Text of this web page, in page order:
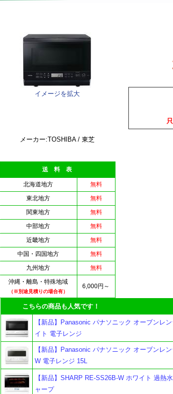
イメージを拡大
メーカー:TOSHIBA / 東芝
送 料 表
北海道地方
無料
東北地方
無料
関東地方
無料
中部地方
無料
近畿地方
無料
中国・四国地方
無料
九州地方
無料
沖縄・離島・特殊地域
（※別途見積りの場合有）
6,000円～
こちらの商品も人気です！
【新品】Panasonic パナソニック オーブンレ
イト 電子レンジ
【新品】Panasonic パナソニック オーブンレ
W 電子レンジ 15L
【新品】SHARP RE-SS26B-W ホワイト 過熱
ャープ